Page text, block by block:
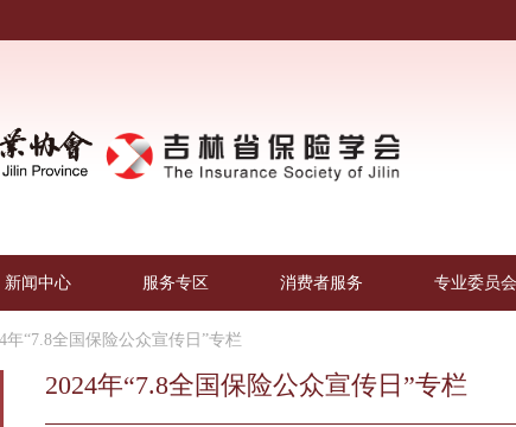
新闻中心 服务专区 消费者服务 专业委员会
年“7.8全国保险公众宣传日”专栏
2024年“7.8全国保险公众宣传日”专栏